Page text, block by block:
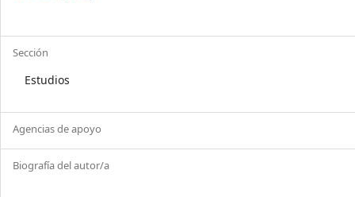
Sección
Estudios
Agencias de apoyo
Biografía del autor/a